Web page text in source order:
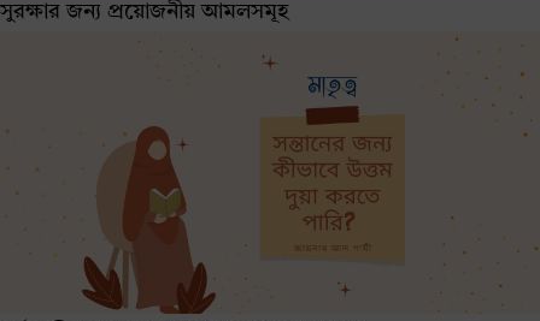
সুরক্ষার জন্য প্রয়োজনীয় আমলসমূহ